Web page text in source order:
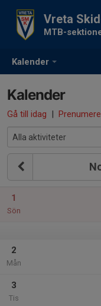
Kalender
Vreta
MTB-
Kalender
Gå till idag |
1
Sön
2
Mån
3
Tis